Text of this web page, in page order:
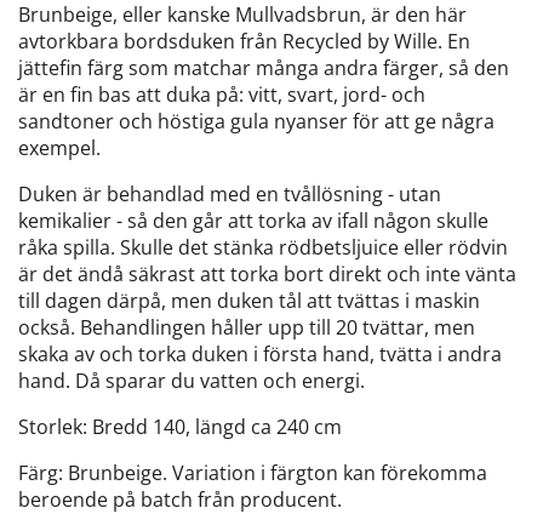
Brunbeige, eller kanske Mullvadsbrun, är den här
avtorkbara bordsduken från Recycled by Wille. En
jättefin färg som matchar många andra färger, så den
är en fin bas att duka på: vitt, svart, jord- och
sandtoner och höstiga gula nyanser för att ge några
exempel.
Duken är behandlad med en tvållösning - utan
kemikalier - så den går att torka av ifall någon skulle
råka spilla. Skulle det stänka rödbetsljuice eller rödvin
är det ändå säkrast att torka bort direkt och inte vänta
till dagen därpå, men duken tål att tvättas i maskin
också. Behandlingen håller upp till 20 tvättar, men
skaka av och torka duken i första hand, tvätta i andra
hand. Då sparar du vatten och energi.
Storlek: Bredd 140, längd ca 240 cm
Färg: Brunbeige. Variation i färgton kan förekomma
beroende på batch från producent.